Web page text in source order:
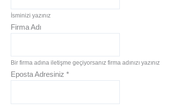
İsminizi yazınız
Firma Adı
Bir firma adına iletişme geçiyorsanız firma adınızı yazınız
Eposta Adresiniz *